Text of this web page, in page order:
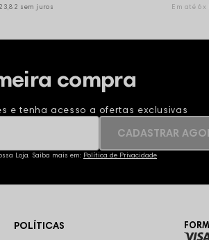
sem juros 6x
compra
e tenha acesso a ofertas exclusivas
CADASTRAR
Loja. Saiba mais em: Política de Privacidade
POLÍTICAS